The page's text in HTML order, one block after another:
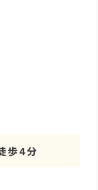
歩4分